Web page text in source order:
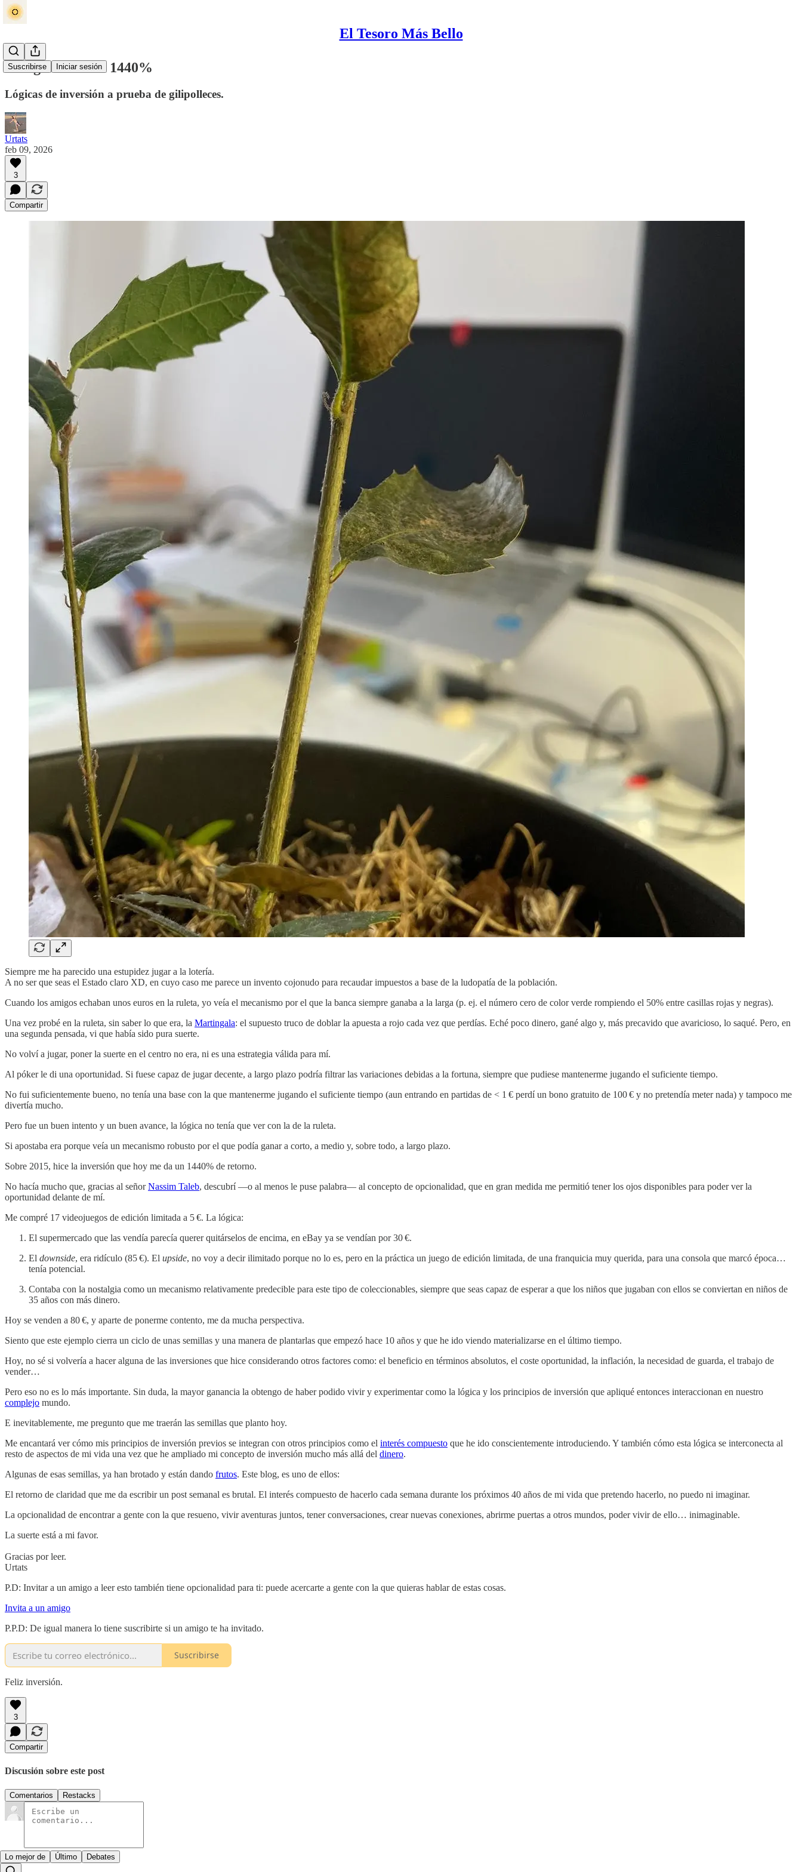
El Tesoro Más Bello
Suscribirse Iniciar sesión
Una ganancia de 1440%
Lógicas de inversión a prueba de gilipolleces.
Urtats
feb 09, 2026
3
Compartir
Siempre me ha parecido una estupidez jugar a la lotería.
A no ser que seas el Estado claro XD, en cuyo caso me parece un invento cojonudo para recaudar impuestos a base de la ludopatía de la población.
Cuando los amigos echaban unos euros en la ruleta, yo veía el mecanismo por el que la banca siempre ganaba a la larga (p. ej. el número cero de color verde rompiendo el 50% entre casillas rojas y negras).
Una vez probé en la ruleta, sin saber lo que era, la Martingala: el supuesto truco de doblar la apuesta a rojo cada vez que perdías. Eché poco dinero, gané algo y, más precavido que avaricioso, lo saqué. Pero, en
una segunda pensada, vi que había sido pura suerte.
No volví a jugar, poner la suerte en el centro no era, ni es una estrategia válida para mí.
Al póker le di una oportunidad. Si fuese capaz de jugar decente, a largo plazo podría filtrar las variaciones debidas a la fortuna, siempre que pudiese mantenerme jugando el suficiente tiempo.
No fui suficientemente bueno, no tenía una base con la que mantenerme jugando el suficiente tiempo (aun entrando en partidas de < 1 € perdí un bono gratuito de 100 € y no pretendía meter nada) y tampoco me
divertía mucho.
Pero fue un buen intento y un buen avance, la lógica no tenía que ver con la de la ruleta.
Si apostaba era porque veía un mecanismo robusto por el que podía ganar a corto, a medio y, sobre todo, a largo plazo.
Sobre 2015, hice la inversión que hoy me da un 1440% de retorno.
No hacía mucho que, gracias al señorNassim Taleb, descubrí —o al menos le puse palabra— al concepto de opcionalidad, que en gran medida me permitió tener los ojos disponibles para poder ver la
oportunidad delante de mí.
Me compré 17 videojuegos de edición limitada a 5 €. La lógica:
El supermercado que las vendía parecía querer quitárselos de encima, en eBay ya se vendían por 30 €.
El downside, era ridículo (85 €). El upside, no voy a decir ilimitado porque no lo es, pero en la práctica un juego de edición limitada, de una franquicia muy querida, para una consola que marcó época…
tenía potencial.
Contaba con la nostalgia como un mecanismo relativamente predecible para este tipo de coleccionables, siempre que seas capaz de esperar a que los niños que jugaban con ellos se conviertan en niños de
35 años con más dinero.
Hoy se venden a 80 €, y aparte de ponerme contento, me da mucha perspectiva.
Siento que este ejemplo cierra un ciclo de unas semillas y una manera de plantarlas que empezó hace 10 años y que he ido viendo materializarse en el último tiempo.
Hoy, no sé si volvería a hacer alguna de las inversiones que hice considerando otros factores como: el beneficio en términos absolutos, el coste oportunidad, la inflación, la necesidad de guarda, el trabajo de
vender…
Pero eso no es lo más importante. Sin duda, la mayor ganancia la obtengo de haber podido vivir y experimentar como la lógica y los principios de inversión que apliqué entonces interaccionan en nuestro
complejo mundo.
E inevitablemente, me pregunto que me traerán las semillas que planto hoy.
Me encantará ver cómo mis principios de inversión previos se integran con otros principios como el interés compuesto que he ido conscientemente introduciendo. Y también cómo esta lógica se interconecta al
resto de aspectos de mi vida una vez que he ampliado mi concepto de inversión mucho más allá del dinero.
Algunas de esas semillas, ya han brotado y están dando frutos. Este blog, es uno de ellos:
El retorno de claridad que me da escribir un post semanal es brutal. El interés compuesto de hacerlo cada semana durante los próximos 40 años de mi vida que pretendo hacerlo, no puedo ni imaginar.
La opcionalidad de encontrar a gente con la que resueno, vivir aventuras juntos, tener conversaciones, crear nuevas conexiones, abrirme puertas a otros mundos, poder vivir de ello… inimaginable.
La suerte está a mi favor.
Gracias por leer.
Urtats
P.D: Invitar a un amigo a leer esto también tiene opcionalidad para ti: puede acercarte a gente con la que quieras hablar de estas cosas.
Invita a un amigo
P.P.D: De igual manera lo tiene suscribirte si un amigo te ha invitado.
Suscribirse
Feliz inversión.
3
Compartir
Discusión sobre este post
Comentarios Restacks
Lo mejor de Último Debates